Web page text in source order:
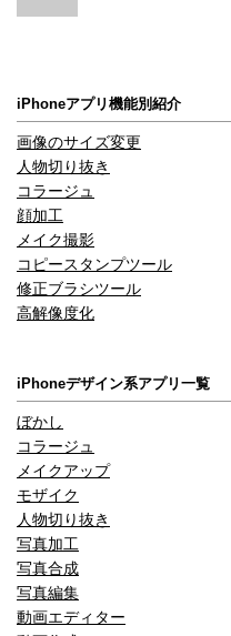
iPhoneアプリ機能別紹介
画像のサイズ変更
人物切り抜き
コラージュ
顔加工
メイク撮影
コピースタンプツール
修正ブラシツール
高解像度化
iPhoneデザイン系アプリ一覧
ぼかし
コラージュ
メイクアップ
モザイク
人物切り抜き
写真加工
写真合成
写真編集
動画エディター